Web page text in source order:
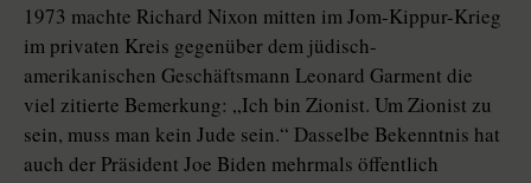
1973 machte Richard Nixon mitten im Jom-Kippur-Krieg
im privaten Kreis gegenüber dem jüdisch-
amerikanischen Geschäftsmann Leonard Garment die
viel zitierte Bemerkung: „Ich bin Zionist. Um Zionist zu
sein, muss man kein Jude sein.“ Dasselbe Bekenntnis hat
auch der Präsident Joe Biden mehrmals öffentlich